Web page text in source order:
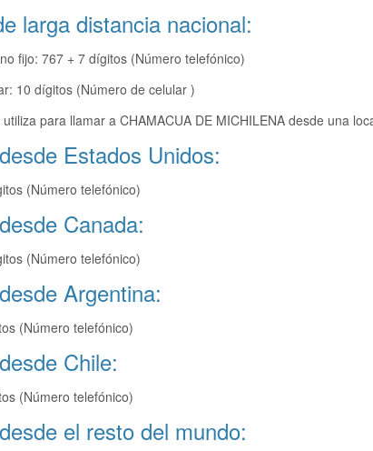
larga distancia nacional:
fijo: 767 + 7 dígitos (Número telefónico)
10 dígitos (Número de celular )
para llamar a CHAMACUA DE MICHILENA desde una
Estados Unidos:
(Número telefónico)
Canada:
(Número telefónico)
Argentina:
(Número telefónico)
Chile:
(Número telefónico)
el resto del mundo: